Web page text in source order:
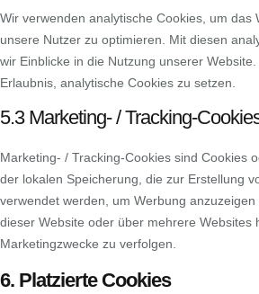
Wir verwenden analytische Cookies, um das
unsere Nutzer zu optimieren. Mit diesen
wir Einblicke in die Nutzung unserer
Erlaubnis, analytische Cookies zu setzen.
5.3 Marketing- / Tracking-
Marketing- / Tracking-Cookies sind Cookies
der lokalen Speicherung, die zur Erstellung
verwendet werden, um Werbung
dieser Website oder über mehrere Websites
Marketingzwecke zu verfolgen.
6. Platzierte Cookies